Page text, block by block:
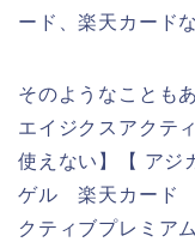
ード、楽天カード
そのようなことも
エイジクスアク
使えない】【 アジ
ゲル 楽天カード
クティブプレミ